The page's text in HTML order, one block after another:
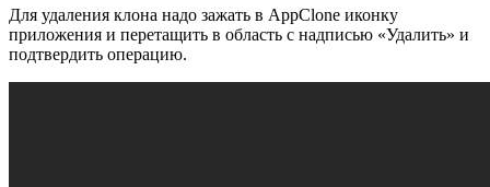
Для удаления клона надо зажать в AppClone иконку
приложения и перетащить в область с надписью «Удалить» и
подтвердить операцию.